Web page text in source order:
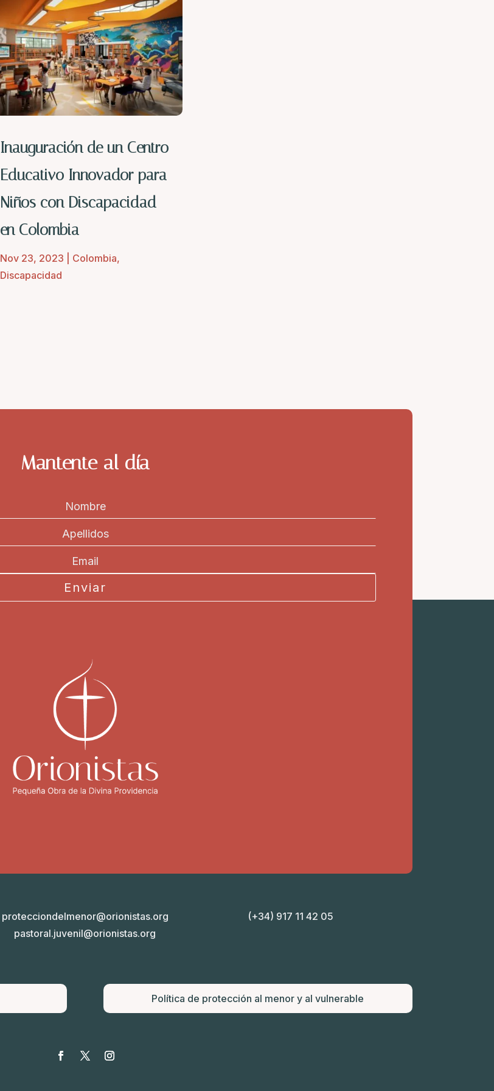
Inauguración de un Centro
Educativo Innovador para
Niños con Discapacidad
en Colombia
Nov 23, 2023 Colombia,
Discapacidad
Mantente al día
protecciondelmenor@orionistas.org
pastoral.juvenil@orionistas.org
(+34) 917 11 42 05
Política de protección al menor y al vulnerable